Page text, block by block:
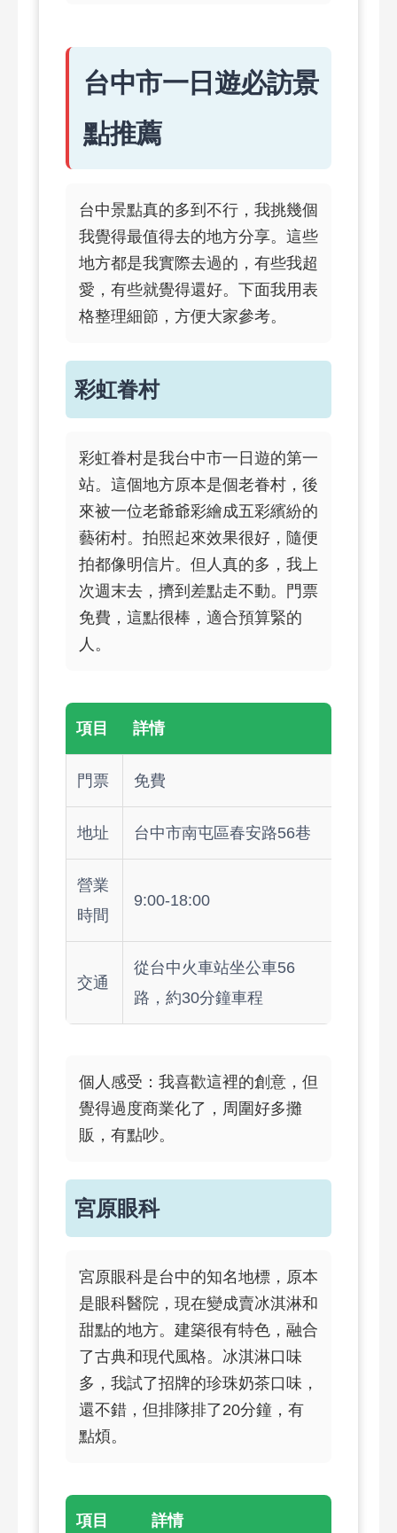
台中市一日遊必訪景
點推薦
台中景點真的多到不行，我挑幾個
我覺得最值得去的地方分享。這些
地方都是我實際去過的，有些我超
愛，有些就覺得還好。下面我用表
格整理細節，方便大家參考。
彩虹眷村
彩虹眷村是我台中市一日遊的第一
站。這個地方原本是個老眷村，後
來被一位老爺爺彩繪成五彩繽紛的
藝術村。拍照起來效果很好，隨便
拍都像明信片。但人真的多，我上
次週末去，擠到差點走不動。門票
免費，這點很棒，適合預算緊的
人。
項目 詳情
門票 免費
地址 台中市南屯區春安路56巷
營業
時間
9:00-18:00
交通
從台中火車站坐公車56
路，約30分鐘車程
個人感受：我喜歡這裡的創意，但
覺得過度商業化了，周圍好多攤
販，有點吵。
宮原眼科
宮原眼科是台中的知名地標，原本
是眼科醫院，現在變成賣冰淇淋和
甜點的地方。建築很有特色，融合
了古典和現代風格。冰淇淋口味
多，我試了招牌的珍珠奶茶口味，
還不錯，但排隊排了20分鐘，有
點煩。
項目 詳情